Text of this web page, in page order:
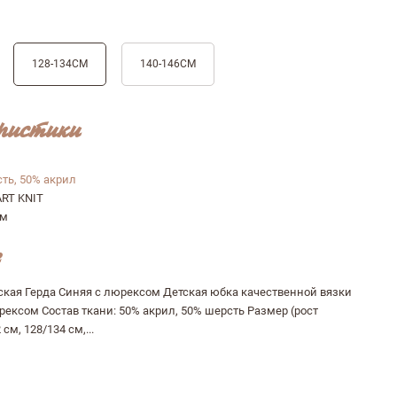
128-134СМ 140-146СМ
50% акрил
KNIT
Герда Синяя с люрексом Детская юбка качественной вязки
Состав ткани: 50% акрил, 50% шерсть Размер (рост
см, 128/134 см,...